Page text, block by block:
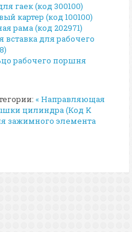
гаек (код 300100)
картер (код 100100)
рама (код 202971)
для рабочего
рабочего поршня
« Направляющая
цилиндра (Код K
зажимного элемента